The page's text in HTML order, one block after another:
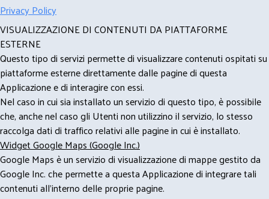
Privacy Policy
VISUALIZZAZIONE DI CONTENUTI DA PIATTAFORME
ESTERNE
Questo tipo di servizi permette di visualizzare contenuti ospitati su
piattaforme esterne direttamente dalle pagine di questa
Applicazione e di interagire con essi.
Nel caso in cui sia installato un servizio di questo tipo, è possibile
che, anche nel caso gli Utenti non utilizzino il servizio, lo stesso
raccolga dati di traffico relativi alle pagine in cui è installato.
Widget Google Maps (Google Inc.)
Google Maps è un servizio di visualizzazione di mappe gestito da
Google Inc. che permette a questa Applicazione di integrare tali
contenuti all'interno delle proprie pagine.